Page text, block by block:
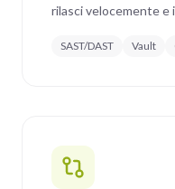
rilasci velocemente e
SAST/DAST Vault